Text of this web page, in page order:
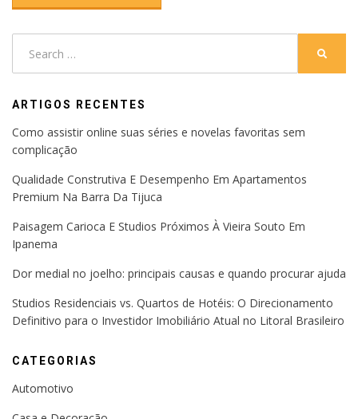
ARTIGOS RECENTES
Como assistir online suas séries e novelas favoritas sem
complicação
Qualidade Construtiva E Desempenho Em Apartamentos
Premium Na Barra Da Tijuca
Paisagem Carioca E Studios Próximos À Vieira Souto Em
Ipanema
Dor medial no joelho: principais causas e quando procurar ajuda
Studios Residenciais vs. Quartos de Hotéis: O Direcionamento
Definitivo para o Investidor Imobiliário Atual no Litoral Brasileiro
CATEGORIAS
Automotivo